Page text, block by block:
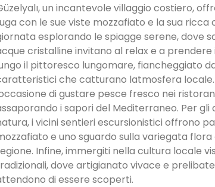
un incantevole villaggio costiero,
con le sue viste mozzafiato e la sua ricca
esplorando le spiagge serene, dove
cristalline invitano al relax e a prendere
il pittoresco lungomare, fiancheggiato
che catturano latmosfera
di gustare pesce fresco nei
i sapori del Mediterraneo. Per gli
i vicini sentieri escursionistici offrono
e uno sguardo sulla variegata flora
Infine, immergiti nella cultura locale
dove artigianato vivace e
di essere scoperti.